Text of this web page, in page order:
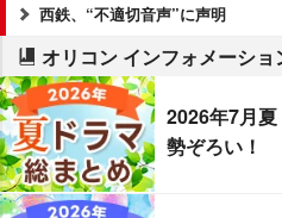
西鉄、“不適切音声”に声明
オリコン インフォメーショ
2026年7月
勢ぞろい！